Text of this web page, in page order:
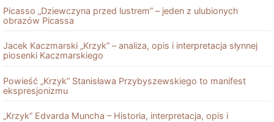
Picasso „Dziewczyna przed lustrem” – jeden z ulubionych
obrazów Picassa
Jacek Kaczmarski „Krzyk” – analiza, opis i interpretacja słynnej
piosenki Kaczmarskiego
Powieść „Krzyk” Stanisława Przybyszewskiego to manifest
ekspresjonizmu
„Krzyk” Edvarda Muncha – Historia, interpretacja, opis i